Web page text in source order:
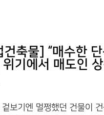
건축물] “매수한
위기에서 매도인
겉보기엔 멀쩡했던 건물이